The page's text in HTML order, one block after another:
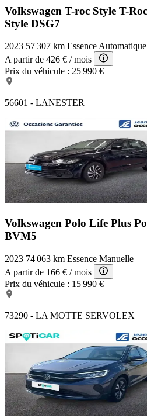
Volkswagen T-roc Style T-
Style DSG7
2023 57 307 km Essence Automatique
A partir de 426 € / mois
Prix du véhicule : 25 990 €
56601 - LANESTER
Volkswagen Polo Life Plus
BVM5
2023 74 063 km Essence Manuelle
A partir de 166 € / mois
Prix du véhicule : 15 990 €
73290 - LA MOTTE SERVOLEX